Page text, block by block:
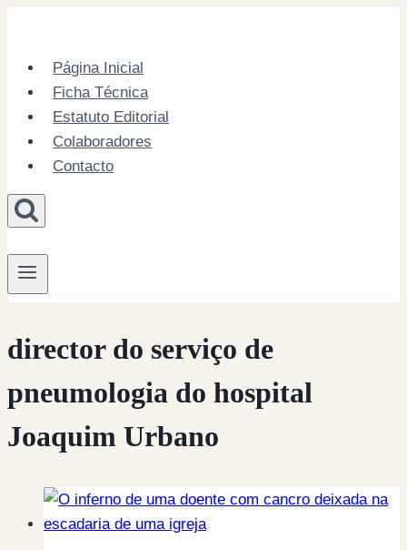
contentPágina Inicial
Ficha Técnica
Estatuto Editorial
Colaboradores
Contacto
director do serviço de
pneumologia do hospital
Joaquim Urbano